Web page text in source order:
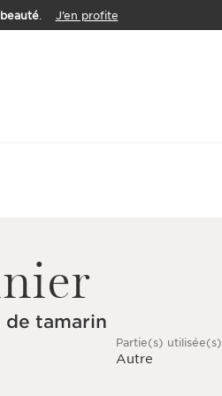
. J’en profite
de tamarin
Partie(s) utilisée(s)
Autre